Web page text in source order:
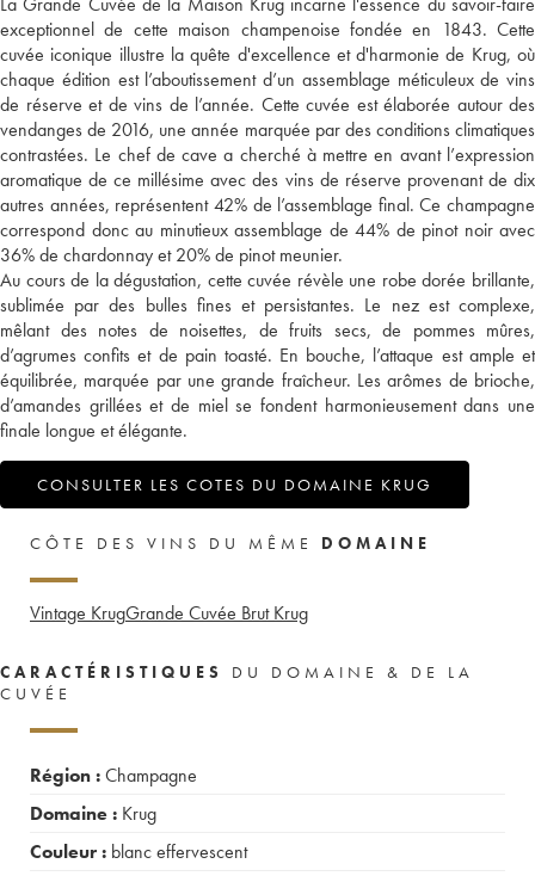
exceptionnel de cette maison champenoise fondée en 1843. Cette
cuvée iconique illustre la quête d'excellence et d'harmonie de Krug, où
chaque édition est l’aboutissement d’un assemblage méticuleux de vins
de réserve et de vins de l’année. Cette cuvée est élaborée autour des
vendanges de 2016, une année marquée par des conditions climatiques
contrastées. Le chef de cave a cherché à mettre en avant l’expression
aromatique de ce millésime avec des vins de réserve provenant de dix
autres années, représentent 42% de l’assemblage final. Ce champagne
correspond donc au minutieux assemblage de 44% de pinot noir avec
36% de chardonnay et 20% de pinot meunier.
Au cours de la dégustation, cette cuvée révèle une robe dorée brillante,
sublimée par des bulles fines et persistantes. Le nez est complexe,
mêlant des notes de noisettes, de fruits secs, de pommes mûres,
d’agrumes confits et de pain toasté. En bouche, l’attaque est ample et
équilibrée, marquée par une grande fraîcheur. Les arômes de brioche,
d’amandes grillées et de miel se fondent harmonieusement dans une
finale longue et élégante.
CONSULTER LES COTES DU DOMAINE KRUG
CÔTE DES VINS DU MÊME DOMAINE
Vintage KrugGrande Cuvée Brut Krug
CARACTÉRISTIQUES
DU DOMAINE & DE LA
CUVÉE
Région :Champagne
Domaine : Krug
Couleur : blanc effervescent